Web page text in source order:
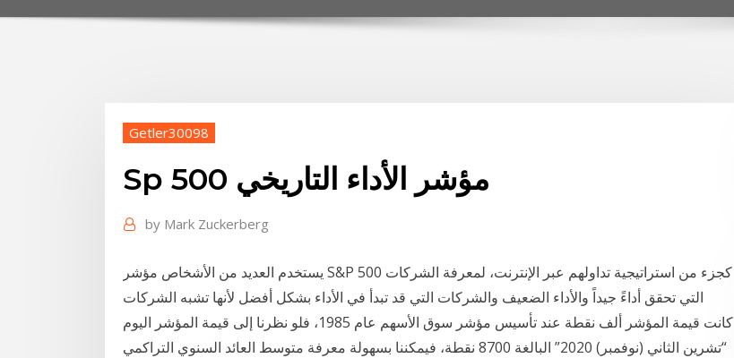
Getler30098
Sp 500 مؤشر الأداء التاريخي
by Mark Zuckerberg
يستخدم العديد من الأشخاص مؤشر S&P 500 كجزء من استراتيجية تداولهم عبر الإنترنت، لمعرفة الشركات
التي تحقق أداءً جيداً والأداء الضعيف والشركات التي قد تبدأ في الأداء بشكل أفضل لأنها تشبه الشركات
كانت قيمة المؤشر ألف نقطة عند تأسيس مؤشر سوق الأسهم عام 1985، فلو نظرنا إلى قيمة المؤشر اليوم
“تشرين الثاني (نوفمبر) 2020” البالغة 8700 نقطة، فيمكننا بسهولة معرفة متوسط العائد السنوي التراكمي